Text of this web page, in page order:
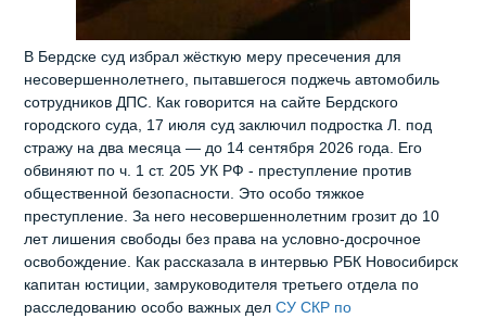
В Бердске суд избрал жёсткую меру пресечения для
несовершеннолетнего, пытавшегося поджечь автомобиль
сотрудников ДПС. Как говорится на сайте Бердского
городского суда, 17 июля суд заключил подростка Л. под
стражу на два месяца — до 14 сентября 2026 года. Его
обвиняют по ч. 1 ст. 205 УК РФ - преступление против
общественной безопасности. Это особо тяжкое
преступление. За него несовершеннолетним грозит до 10
лет лишения свободы без права на условно‑досрочное
освобождение. Как рассказала в интервью РБК Новосибирск
капитан юстиции, замруководителя третьего отдела по
расследованию особо важных дел СУ СКР по